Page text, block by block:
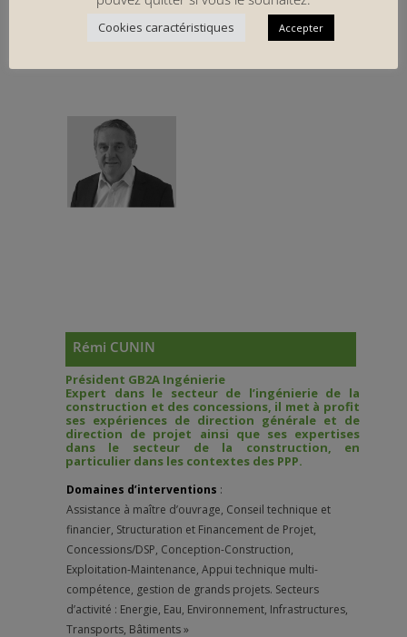
Infrastructures culturelles et sportives
ldubreuil@gb2a-sprint.fr
Rémi CUNIN
Président GB2A Ingénierie
Expert dans le secteur de l’ingénierie de la
construction et des concessions, il met à profit
ses expériences de direction générale et de
direction de projet ainsi que ses expertises
dans le secteur de la construction, en
particulier dans les contextes des PPP.
Domaines d’interventions :
Assistance à maître d’ouvrage, Conseil technique et
financier, Structuration et Financement de Projet,
Concessions/DSP, Conception-Construction,
Exploitation-Maintenance, Appui technique multi-
compétence, gestion de grands projets. Secteurs
d’activité : Energie, Eau, Environnement, Infrastructures,
Transports, Bâtiments »
Cookies caractéristiques Accepter